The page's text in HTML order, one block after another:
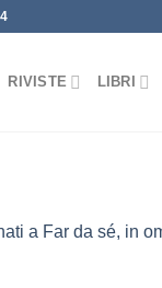
RIVISTE LIBRI
a Far da sé, in